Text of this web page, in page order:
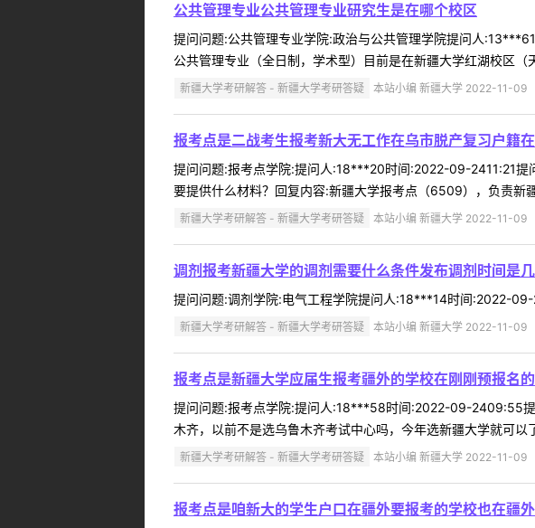
公共管理专业公共管理专业研究生是在哪个校区
提问问题:公共管理专业学院:政治与公共管理学院提问人
公共管理专业（全日制，学术型）目前是在新疆大学红湖校区
新疆大学考研解答 - 新疆大学考研答疑 本站小编 新疆大学 2022-11-09
报考点是二战考生报考新大无工作在乌市脱产复习户籍
提问问题:报考点学院:提问人:18***20时间:2022-09-2411:21提
要提供什么材料？回复内容:新疆大学报考点（6509），负责新
新疆大学考研解答 - 新疆大学考研答疑 本站小编 新疆大学 2022-11-09
调剂报考新疆大学的调剂需要什么条件发布调剂时间是
提问问题:调剂学院:电气工程学院提问人:18***14时间:2022-
新疆大学考研解答 - 新疆大学考研答疑 本站小编 新疆大学 2022-11-09
报考点是新疆大学应届生报考疆外的学校在刚刚预报名
提问问题:报考点学院:提问人:18***58时间:2022-09-2409:55提
木齐，以前不是选乌鲁木齐考试中心吗，今年选新疆大学就可
新疆大学考研解答 - 新疆大学考研答疑 本站小编 新疆大学 2022-11-09
报考点是咱新大的学生户口在疆外要报考的学校也在疆